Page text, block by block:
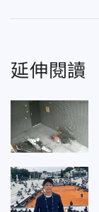
延伸閱讀